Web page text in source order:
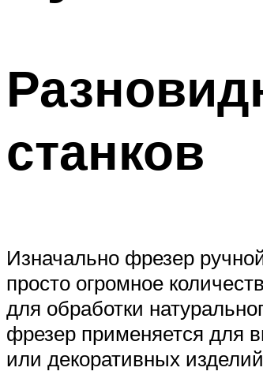
станков
Изначально фрезер
просто огромное
для обработки
фрезер применяется для
или декоративных